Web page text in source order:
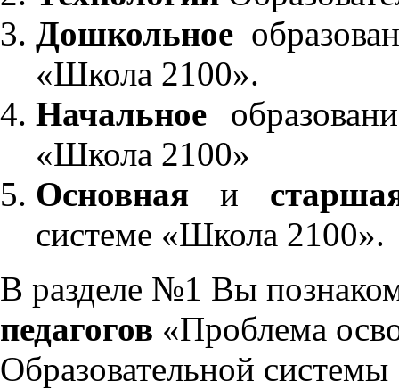
Дошкольное
«Школа 2100».
Начальное
«Школа 2100»
Основнаяи
системе «Школа 2100».
В разделе №1 Вы
педагогов «Проблема
Образовательной